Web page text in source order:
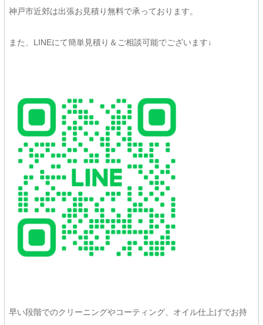
神戸市近郊は出張お見積り無料で承っております。
また、LINEにて簡単見積り＆ご相談可能でございます↓
早い段階でのクリーニングやコーティング、オイル仕上げでお持